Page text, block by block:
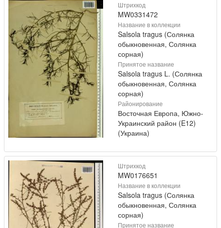
Штрихкод
MW0331472
Название в коллекции
Salsola tragus (Солянка
обыкновенная, Солянка
сорная)
Принятое название
Salsola tragus L. (Солянка
обыкновенная, Солянка
сорная)
Районирование
Восточная Европа, Южно-
Украинский район (E12)
(Украина)
Штрихкод
MW0176651
Название в коллекции
Salsola tragus (Солянка
обыкновенная, Солянка
сорная)
Принятое название